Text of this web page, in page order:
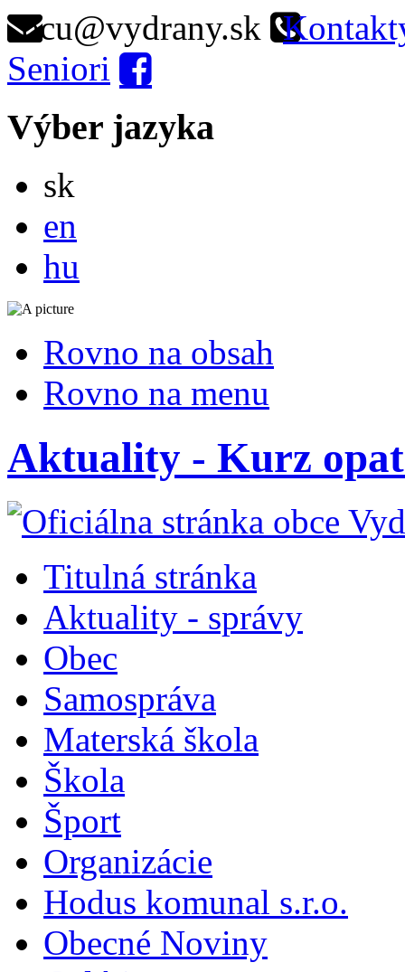
ocu@vydrany.sk
Seniori
Výber jazyka
sk
en
hu
Rovno na obsah
Rovno na menu
Aktuality - Kurz
Titulná stránka
Aktuality - správy
Obec
Samospráva
Materská škola
Škola
Šport
Organizácie
Hodus komunal s.r.o.
Obecné Noviny